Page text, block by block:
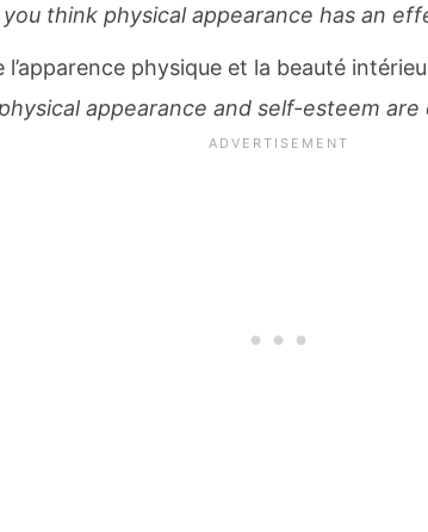
you think physical appearance has an
l’apparence physique et la beauté
appearance and self-esteem